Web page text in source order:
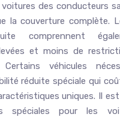
des conducteurs
la couverture complète.
comprennent
et moins de
Certains véhicules
réduite spéciale qui
uniques. Il
spéciales pour les